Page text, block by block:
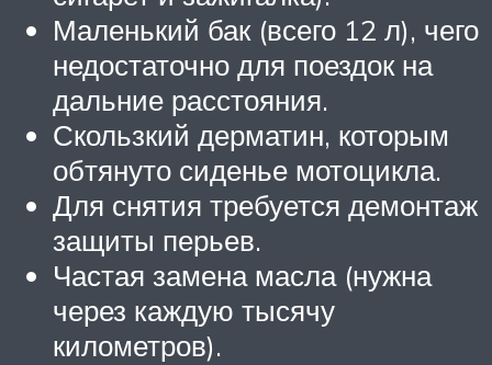
Маленький бак (всего 12 л), чего
недостаточно для поездок на
дальние расстояния.
Скользкий дерматин, которым
обтянуто сиденье мотоцикла.
Для снятия требуется демонтаж
защиты перьев.
Частая замена масла (нужна
через каждую тысячу
километров).